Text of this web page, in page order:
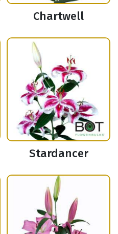
Chartwell
Stardancer